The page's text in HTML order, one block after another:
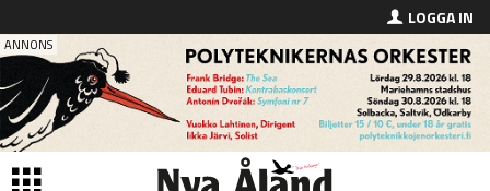
LOGGA IN